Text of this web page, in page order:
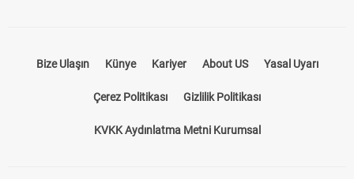
Bize Ulaşın Künye Kariyer About US Yasal Uyarı
Çerez Politikası Gizlilik Politikası
KVKK Aydınlatma Metni Kurumsal